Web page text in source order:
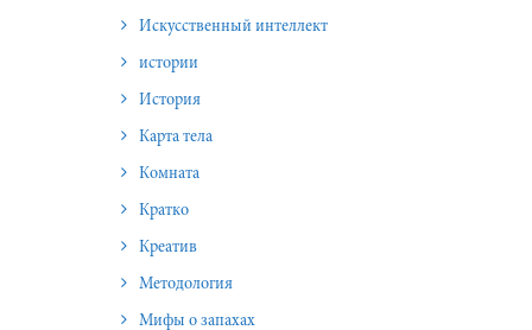
Искусственный интеллект
истории
История
Карта тела
Комната
Кратко
Креатив
Методология
Мифы о запахах